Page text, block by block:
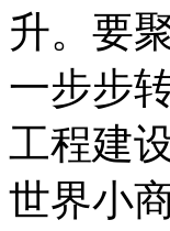
升。要
一步步
工程建
世界小